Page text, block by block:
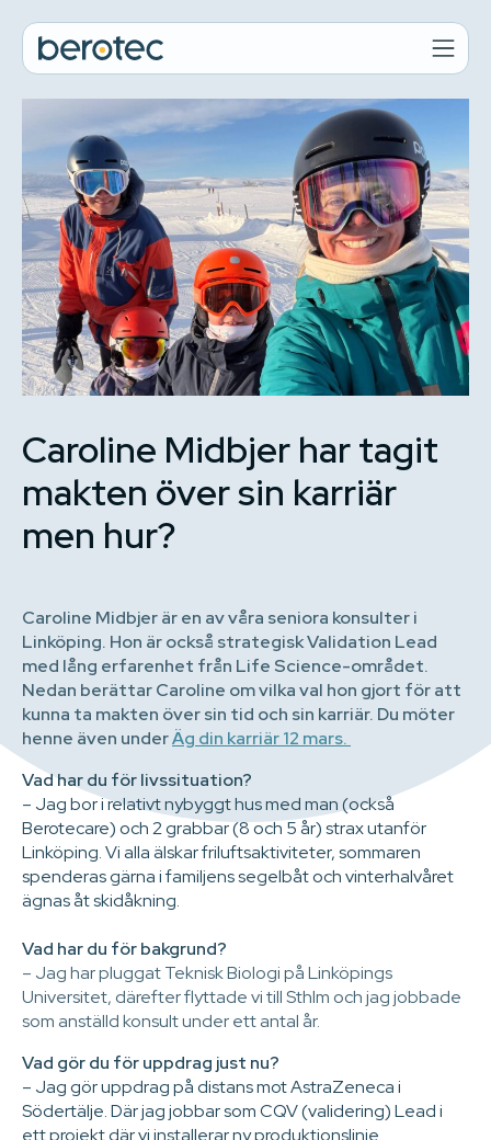
Caroline Midbjer har tagit
makten över sin karriär
men hur?
Caroline Midbjer är en av våra seniora konsulter i
Linköping. Hon är också strategisk Validation Lead
med lång erfarenhet från Life Science-området.
Nedan berättar Caroline om vilka val hon gjort för att
kunna ta makten över sin tid och sin karriär. Du möter
henne även underÄg din karriär 12 mars.
Vad har du för livssituation?
– Jag bor i relativt nybyggt hus med man (också
Berotecare) och 2 grabbar (8 och 5 år) strax utanför
Linköping. Vi alla älskar friluftsaktiviteter, sommaren
spenderas gärna i familjens segelbåt och vinterhalvåret
ägnas åt skidåkning.
Vad har du för bakgrund?
– Jag har pluggat Teknisk Biologi på Linköpings
Universitet, därefter flyttade vi till Sthlm och jag jobbade
som anställd konsult under ett antal år.
Vad gör du för uppdrag just nu?
– Jag gör uppdrag på distans mot AstraZeneca i
Södertälje. Där jag jobbar som CQV (validering) Lead i
ett projekt där vi installerar ny produktionslinje.